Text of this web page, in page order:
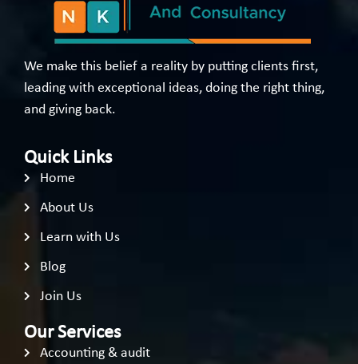
We make this belief a reality by putting clients first,
leading with exceptional ideas, doing the right thing,
and giving back.
Quick Links
Home
About Us
Learn with Us
Blog
Join Us
Our Services
Accounting & audit